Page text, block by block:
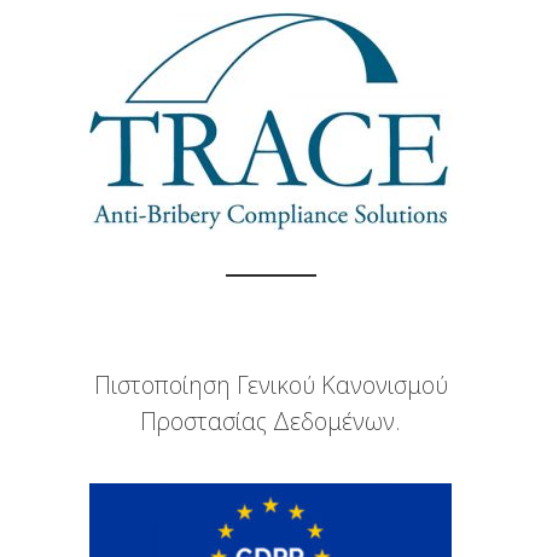
Πιστοποίηση Γενικού Κανονισμού
Προστασίας Δεδομένων.